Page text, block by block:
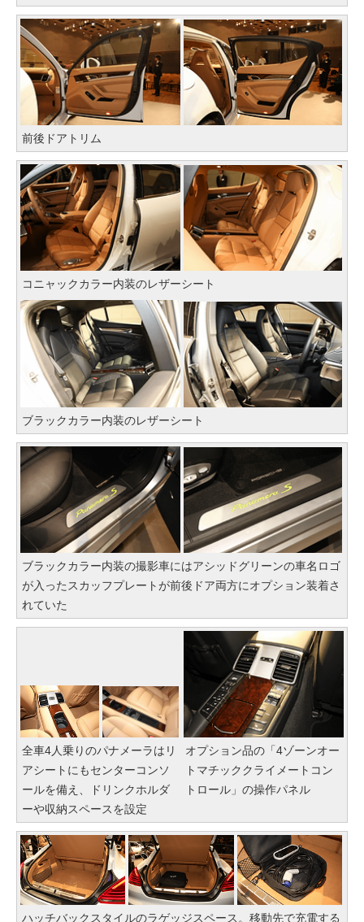
前後ドアトリム
コニャックカラー内装のレザーシート
ブラックカラー内装のレザーシート
ブラックカラー内装の撮影車にはアシッドグリーンの車名ロゴ
が入ったスカッフプレートが前後ドア両方にオプション装着さ
れていた
全車4人乗りのパナメーラはリ
アシートにもセンターコンソ
ールを備え、ドリンクホルダ
ーや収納スペースを設定
オプション品の「4ゾーンオー
トマチッククライメートコン
トロール」の操作パネル
ハッチバックスタイルのラゲッジスペース。移動先で充電する